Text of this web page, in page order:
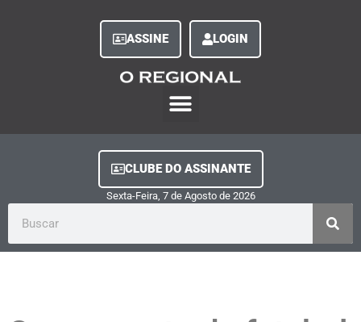
ASSINE LOGIN
CLUBE DO ASSINANTE
Sexta-Feira, 7de Agostode 2026